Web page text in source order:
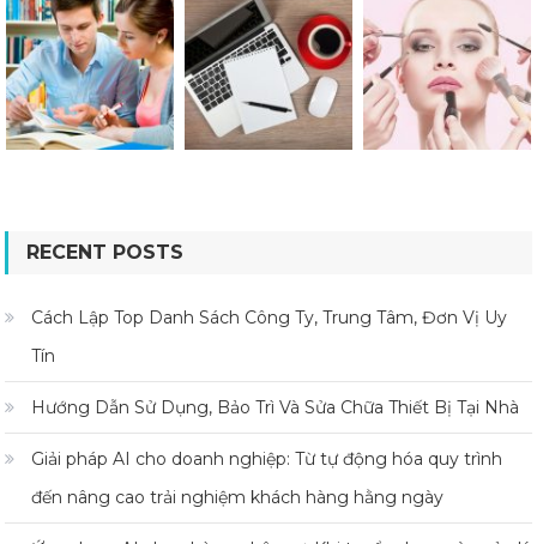
RECENT POSTS
Cách Lập Top Danh Sách Công Ty, Trung Tâm, Đơn Vị Uy
Tín
Hướng Dẫn Sử Dụng, Bảo Trì Và Sửa Chữa Thiết Bị Tại Nhà
Giải pháp AI cho doanh nghiệp: Từ tự động hóa quy trình
đến nâng cao trải nghiệm khách hàng hằng ngày